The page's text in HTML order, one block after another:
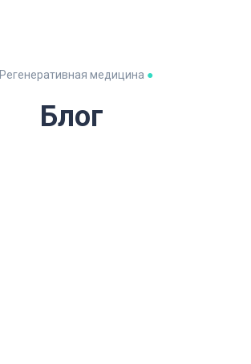
Регенеративная медицина ●
Блог